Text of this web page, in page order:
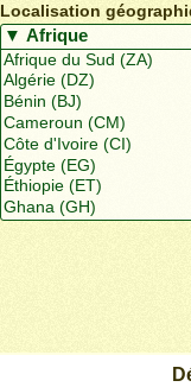
Localisation